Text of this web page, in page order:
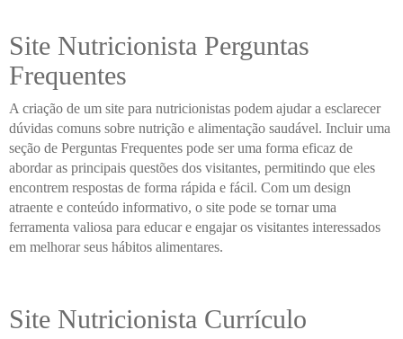
Site Nutricionista Perguntas
Frequentes
A criação de um site para nutricionistas podem ajudar a esclarecer
dúvidas comuns sobre nutrição e alimentação saudável. Incluir uma
seção de Perguntas Frequentes pode ser uma forma eficaz de
abordar as principais questões dos visitantes, permitindo que eles
encontrem respostas de forma rápida e fácil. Com um design
atraente e conteúdo informativo, o site pode se tornar uma
ferramenta valiosa para educar e engajar os visitantes interessados
em melhorar seus hábitos alimentares.
Site Nutricionista Currículo